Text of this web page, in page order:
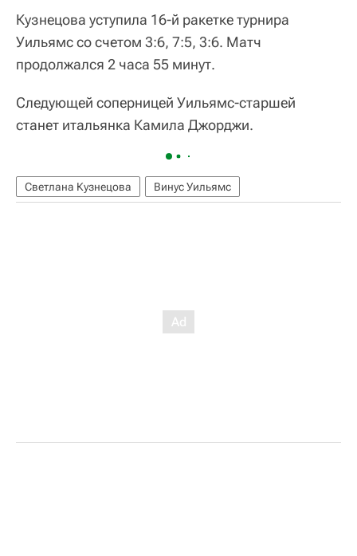
Кузнецова уступила 16-й ракетке турнира
Уильямс со счетом 3:6, 7:5, 3:6. Матч
продолжался 2 часа 55 минут.
Следующей соперницей Уильямс-старшей
станет итальянка Камила Джорджи.
Светлана Кузнецова Винус Уильямс